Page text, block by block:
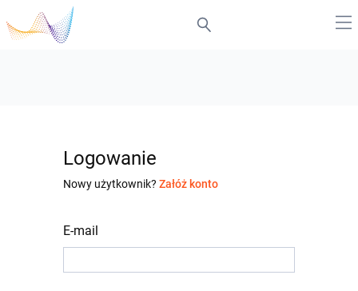
Logowanie
Nowy użytkownik? Załóż konto
E-mail